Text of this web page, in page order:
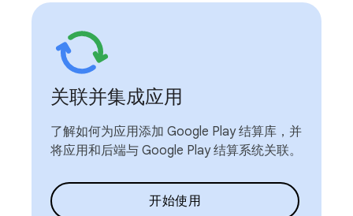
关联并集成应用
了解如何为应用添加 Google Play 结算库，并
将应用和后端与 Google Play 结算系统关联。
开始使用